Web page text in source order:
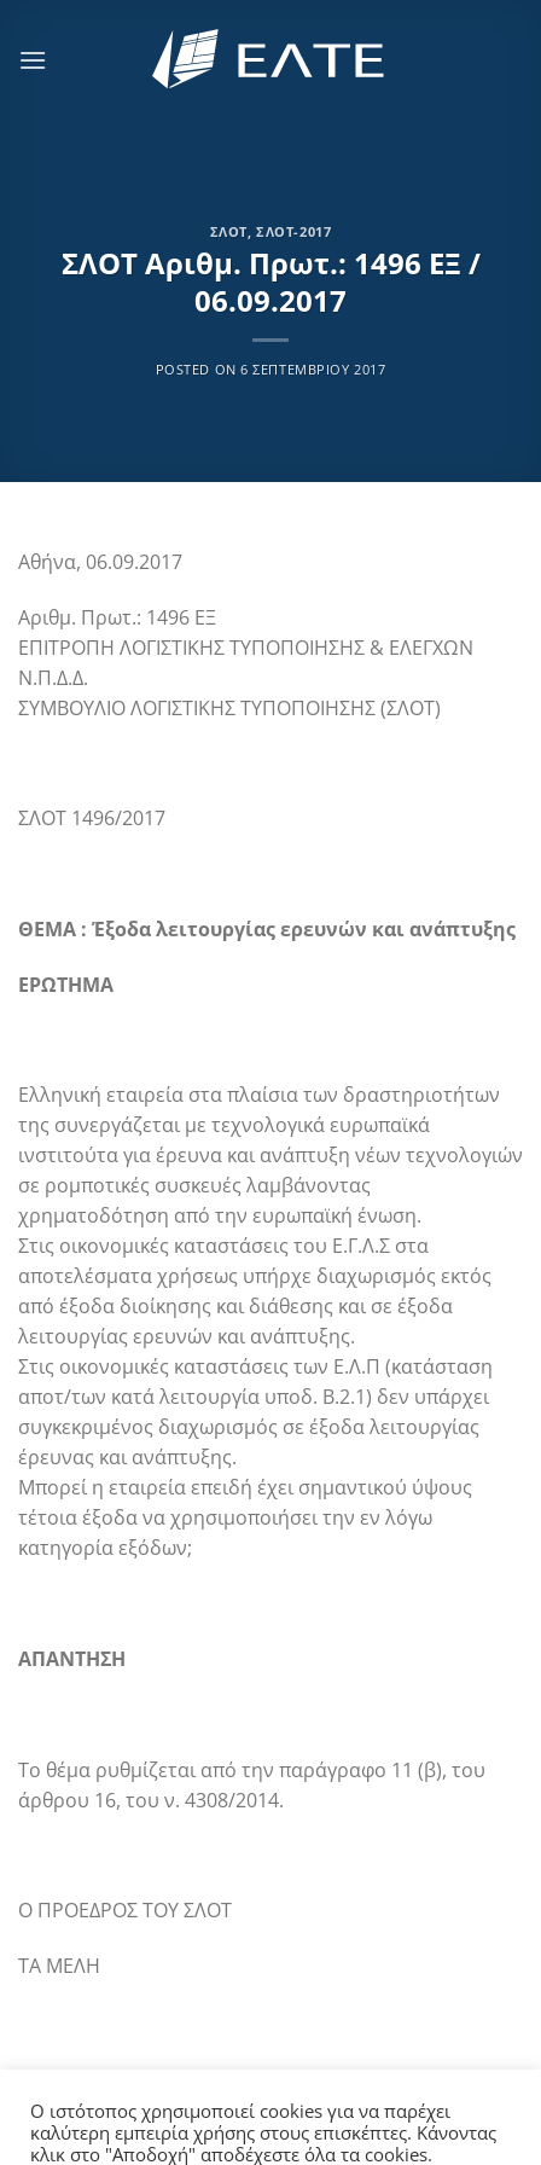
περιεχόμενο
ΣΛΟΤ ,ΣΛΟΤ-2017
ΣΛΟΤ Αριθμ. Πρωτ.: 1496 ΕΞ /
06.09.2017
POSTED ON6 ΣΕΠΤΕΜΒΡΊΟΥ 2017
Αθήνα, 06.09.2017
Αριθμ. Πρωτ.: 1496 ΕΞ
ΕΠΙΤΡΟΠΗ ΛΟΓΙΣΤΙΚΗΣ ΤΥΠΟΠΟΙΗΣΗΣ & ΕΛΕΓΧΩΝ
Ν.Π.Δ.Δ.
ΣΥΜΒΟΥΛΙΟ ΛΟΓΙΣΤΙΚΗΣ ΤΥΠΟΠΟΙΗΣΗΣ (ΣΛΟΤ)
ΣΛΟΤ 1496/2017
ΘΕΜΑ : Έξοδα λειτουργίας ερευνών και ανάπτυξης
ΕΡΩΤΗΜΑ
Ελληνική εταιρεία στα πλαίσια των δραστηριοτήτων
της συνεργάζεται με τεχνολογικά ευρωπαϊκά
ινστιτούτα για έρευνα και ανάπτυξη νέων τεχνολογιών
σε ρομποτικές συσκευές λαμβάνοντας
χρηματοδότηση από την ευρωπαϊκή ένωση.
Στις οικονομικές καταστάσεις του Ε.Γ.Λ.Σ στα
αποτελέσματα χρήσεως υπήρχε διαχωρισμός εκτός
από έξοδα διοίκησης και διάθεσης και σε έξοδα
λειτουργίας ερευνών και ανάπτυξης.
Στις οικονομικές καταστάσεις των Ε.Λ.Π (κατάσταση
αποτ/των κατά λειτουργία υποδ. Β.2.1) δεν υπάρχει
συγκεκριμένος διαχωρισμός σε έξοδα λειτουργίας
έρευνας και ανάπτυξης.
Μπορεί η εταιρεία επειδή έχει σημαντικού ύψους
τέτοια έξοδα να χρησιμοποιήσει την εν λόγω
κατηγορία εξόδων;
ΑΠΑΝΤΗΣΗ
Το θέμα ρυθμίζεται από την παράγραφο 11 (β), του
άρθρου 16, του ν. 4308/2014.
Ο ΠΡΟΕΔΡΟΣ ΤΟΥ ΣΛΟΤ
ΤΑ ΜΕΛΗ
Ο ιστότοπος χρησιμοποιεί cookies για να παρέχει
καλύτερη εμπειρία χρήσης στους επισκέπτες. Κάνοντας
κλικ στο "Αποδοχή" αποδέχεστε όλα τα cookies.